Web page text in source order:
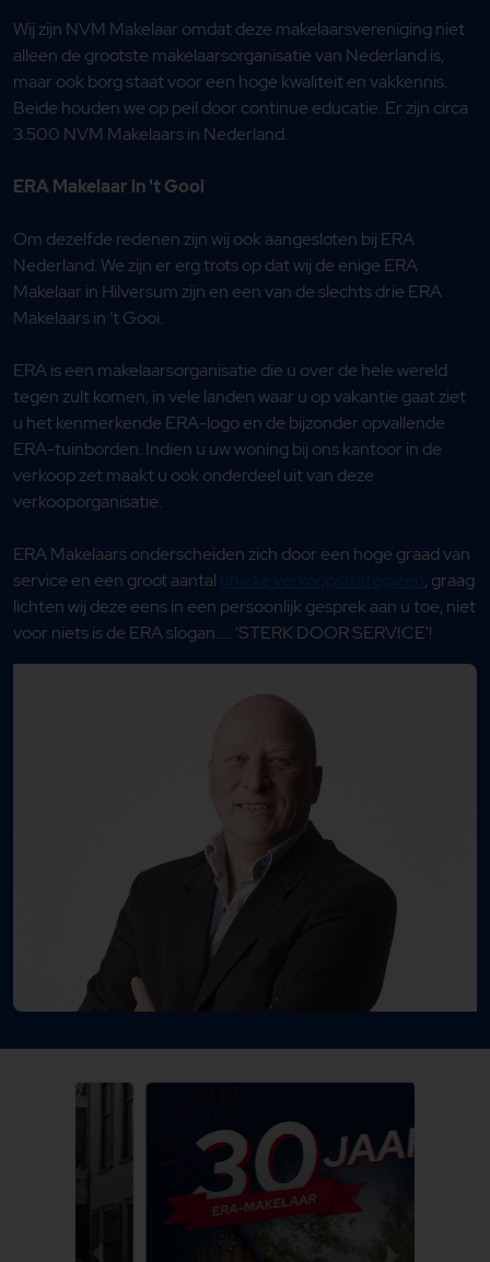
Wij zijn NVM Makelaar omdat deze makelaarsvereniging niet
alleen de grootste makelaarsorganisatie van Nederland is,
maar ook borg staat voor een hoge kwaliteit en vakkennis.
Beide houden we op peil door continue educatie. Er zijn circa
3.500 NVM Makelaars in Nederland.
ERA Makelaar in 't Gooi
Om dezelfde redenen zijn wij ook aangesloten bij ERA
Nederland. We zijn er erg trots op dat wij de enige ERA
Makelaar in Hilversum zijn en een van de slechts drie ERA
Makelaars in ’t Gooi.
ERA is een makelaarsorganisatie die u over de hele wereld
tegen zult komen, in vele landen waar u op vakantie gaat ziet
u het kenmerkende ERA-logo en de bijzonder opvallende
ERA-tuinborden. Indien u uw woning bij ons kantoor in de
verkoop zet maakt u ook onderdeel uit van deze
verkooporganisatie.
ERA Makelaars onderscheiden zich door een hoge graad van
service en een groot aantal unieke verkoopstrategieën, graag
lichten wij deze eens in een persoonlijk gesprek aan u toe, niet
voor niets is de ERA slogan….. ‘STERK DOOR SERVICE'!